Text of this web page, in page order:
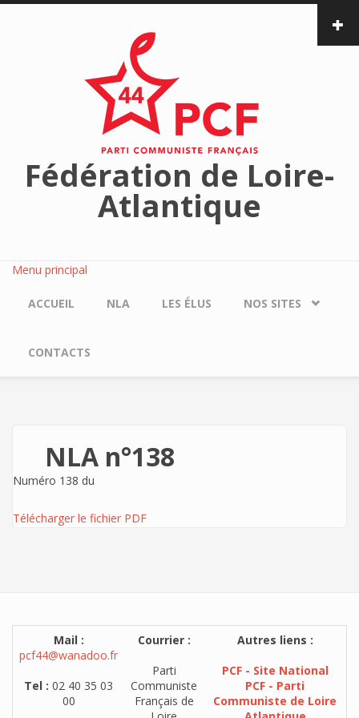
Aller au contenu principal
Fédération de Loire-
Atlantique
Menu principal
ACCUEIL NLA LES ÉLUS NOS SITES
CONTACTS
NLA n°138
Numéro 138 du
Télécharger le fichier PDF
Mail :
pcf44@wanadoo.fr
Tel : 02 40 35 03
00
Courrier :
Parti
Communiste
Français de
Autres liens :
PCF - Site National
PCF - Parti
Communiste de Loire